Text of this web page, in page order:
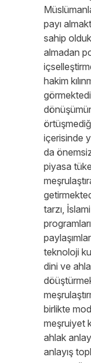
payı
sahip
almadan
hakim
içerisinde
da
piyasa
tarzı,
teknoloji
dini ve
birlikte
meşruiyet
ahlak
anlayış